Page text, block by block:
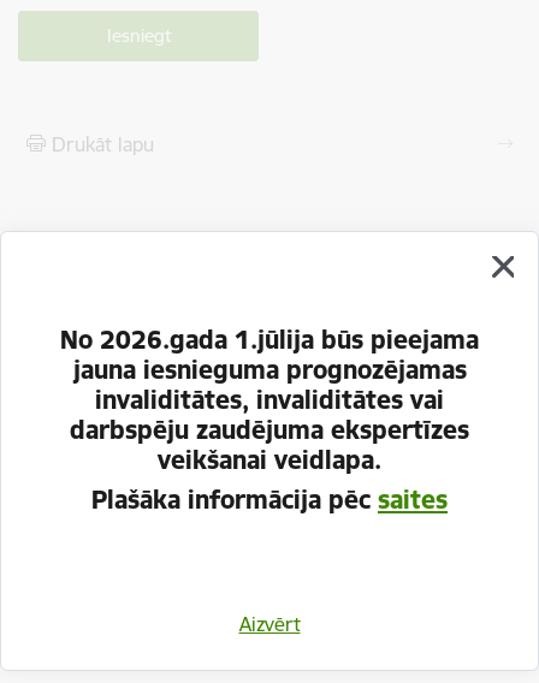
No 2026.gada 1.jūlija būs pieejama
jauna iesnieguma prognozējamas
invaliditātes, invaliditātes vai
darbspēju zaudējuma ekspertīzes
veikšanai veidlapa.
Plašāka informācija pēc saites
Aizvērt
Drukāt lapu
Sniegt atsauksmi